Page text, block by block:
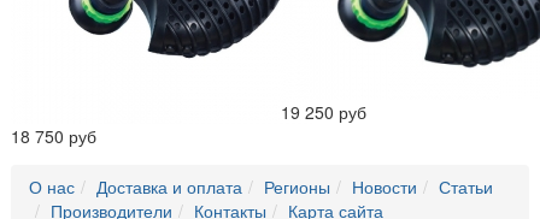
18 750 руб
19 250 руб
О нас Доставка и оплата Регионы Новости
Статьи
Производители
Контакты Карта сайта